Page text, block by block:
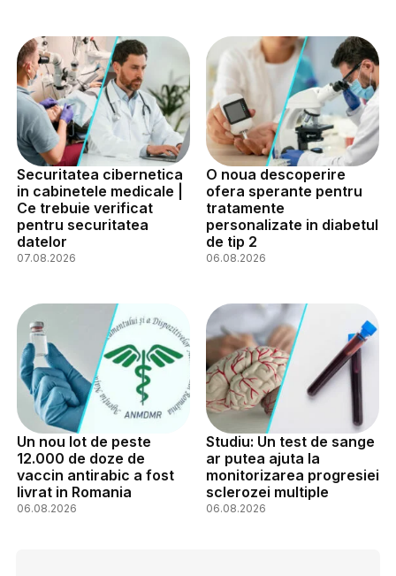
Securitatea cibernetica
in cabinetele medicale |
Ce trebuie verificat
pentru securitatea
datelor
07.08.2026
O noua descoperire
ofera sperante pentru
tratamente
personalizate in diabetul
de tip 2
06.08.2026
Un nou lot de peste
12.000 de doze de
vaccin antirabic a fost
livrat in Romania
06.08.2026
Studiu: Un test de sange
ar putea ajuta la
monitorizarea progresiei
sclerozei multiple
06.08.2026